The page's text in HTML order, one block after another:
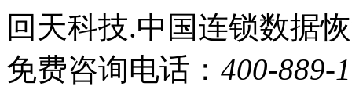
回天科技.中国连锁数据
免费咨询电话： 400-889-